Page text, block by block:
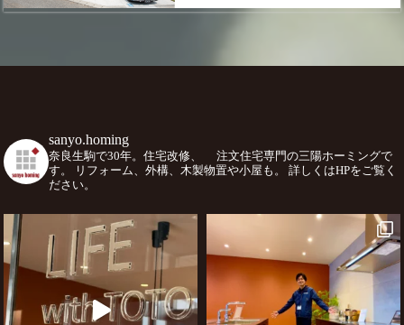
sanyo.homing
奈良生駒で30年。住宅改修、
注文住宅専門の三陽ホーミングで
す。
リフォーム、外構、木製物置や小屋も。
詳しくはHPをご覧く
ださい。